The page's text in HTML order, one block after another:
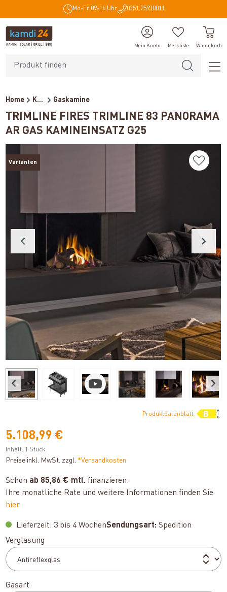
Mo-Fr 09-18 Uhr 0351 25930011
Mein Konto Merkliste Warenkorb
Home Kaminöfen Gaskamine
TRIMLINE FIRES TRIMLINE 83 PANORAMA
AR GAS KAMINEINSATZ G25
Varianten
Produktdatenblatt
5.108,99 €
Inhalt: 1 Stück
Preise inkl. MwSt. zzgl. *Versandkosten
Schon ab 85,86 € mtl. finanzieren.
Ihre monatliche Rate und weitere Informationen finden Sie
hier.
Lieferzeit: 3 bis 4 WochenSendungsart: Spedition
Verglasung
Gasart